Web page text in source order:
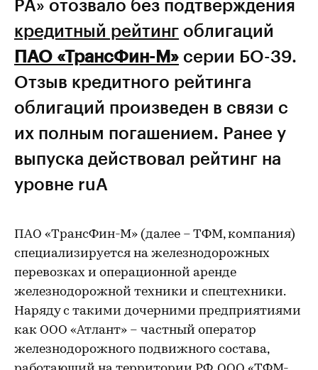
РА» отозвало без подтверждения
кредитный рейтинг облигаций
ПАО «ТрансФин-М» серии БО-39.
Отзыв кредитного рейтинга
облигаций произведен в связи с
их полным погашением. Ранее у
выпуска действовал рейтинг на
уровне ruA
ПАО «ТрансФин-М» (далее – ТФМ, компания)
специализируется на железнодорожных
перевозках и операционной аренде
железнодорожной техники и спецтехники.
Наряду с такими дочерними предприятиями
как ООО «Атлант» – частный оператор
железнодорожного подвижного состава,